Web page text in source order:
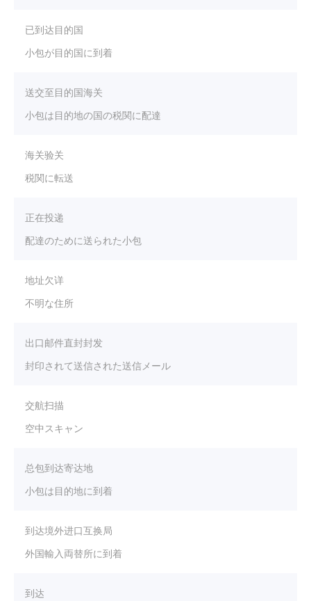
已到达目的国
小包が目的国に到着
送交至目的国海关
小包は目的地の国の税関に配達
海关验关
税関に転送
正在投递
配達のために送られた小包
地址欠详
不明な住所
出口邮件直封封发
封印されて送信された送信メール
交航扫描
空中スキャン
总包到达寄达地
小包は目的地に到着
到达境外进口互换局
外国輸入両替所に到着
到达